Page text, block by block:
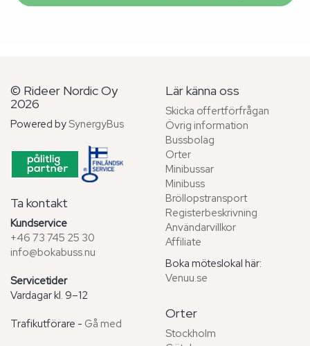
© Rideer Nordic Oy
2026
Powered by SynergyBus
Ta kontakt
Kundservice
+46 73 745 25 30
info@bokabuss.nu
Servicetider
Vardagar kl. 9–12
Trafikutförare - Gå med
Lär känna oss
Skicka offertförfrågan
Övrig information
Bussbolag
Orter
Minibussar
Minibuss
Bröllopstransport
Registerbeskrivning
Användarvillkor
Affiliate
Boka möteslokal här:
Venuu.se
Orter
Stockholm